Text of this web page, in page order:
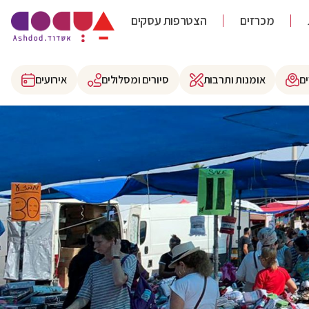
הצטרפות עסקים מכרזים
אירועים סיורים ומסלולים אומנות ותרבות